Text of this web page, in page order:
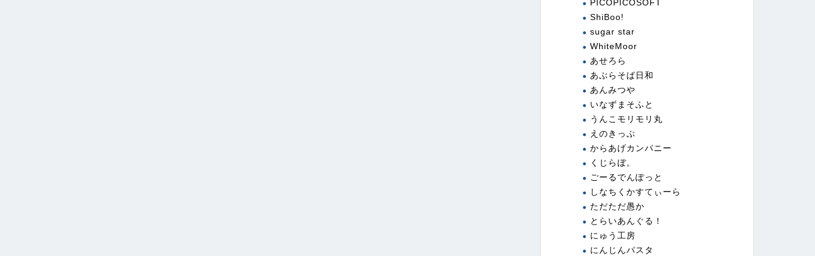
PICOPICOSOFT
ShiBoo!
sugar star
WhiteMoor
あせろら
あぶらそば日和
あんみつや
いなずまそふと
うんこモリモリ丸
えのきっぷ
からあげカンパニー
くじらぼ。
ごーるでんぽっと
しなちくかすてぃーら
ただただ愚か
とらいあんぐる！
にゅう工房
にんじんパスタ